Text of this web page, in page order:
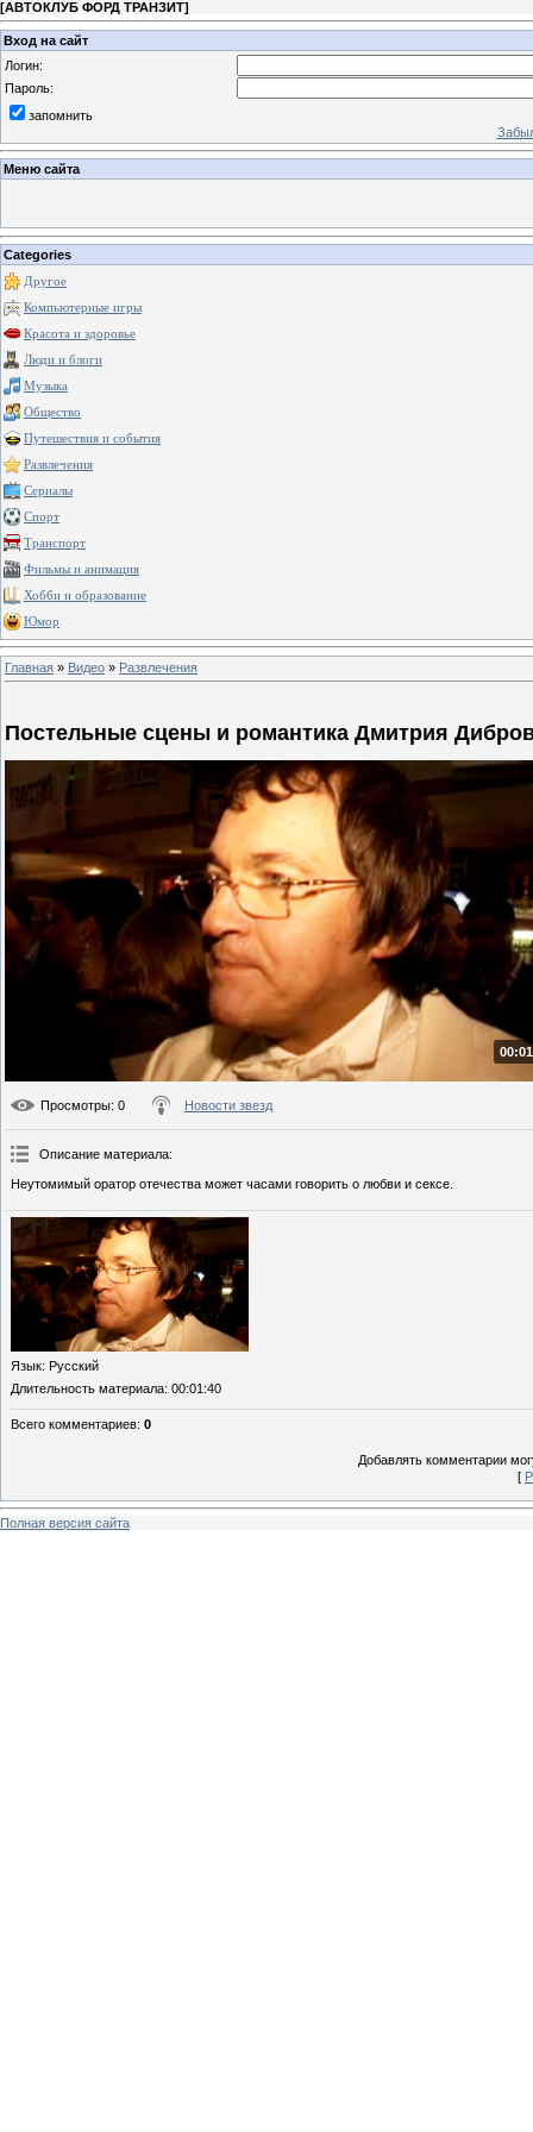
[АВТОКЛУБ ФОРД ТРАНЗИТ]
Вход на сайт
Логин:
Пароль:
запомнить
Меню сайта
Categories
Другое
Компьютерные игры
Красота и здоровье
Люди и блоги
Музыка
Общество
Путешествия и события
Развлечения
Сериалы
Спорт
Транспорт
Фильмы и анимация
Хобби и образование
Юмор
Главная » Видео » Развлечения
Постельные сцены и романтика Дмитрия
Просмотры: 0 Новости звезд
Описание материала:
Неутомимый оратор отечества может часами говорить о любви и сексе.
Язык: Русский
Длительность материала: 00:01:40
Всего комментариев: 0
Добавлять комментарии
[
Полная версия сайта